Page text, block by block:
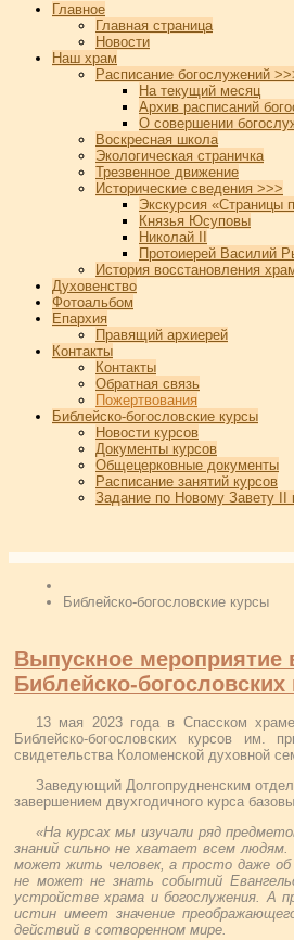
Главное
Главная страница
Новости
Наш храм
Расписание богослужений
На текущий месяц
Архив расписаний
О совершении
Воскресная школа
Экологическая страничка
Трезвенное движение
Исторические сведения >>>
Экскурсия «Страницы
Князья Юсуповы
Николай II
Протоиерей Василий
История восстановления
Духовенство
Фотоальбом
Епархия
Правящий архиерей
Контакты
Контакты
Обратная связь
Пожертвования
Библейско-богословские курсы
Новости курсов
Документы курсов
Общецерковные документы
Расписание занятий курсов
Задание по Новому Завету II
Библейско-богословские курсы
Выпускное мероприятие
Библейско-
13 мая 2023 года в Спасском
Библейско-богословских курсов им.
свидетельства Коломенской духовной
Заведующий Долгопрудненским
завершением двухгодичного курса
«На курсах мы изучали ряд
знаний сильно не хватает всем
может жить человек, а просто даже об
не может не знать событий
устройстве храма и богослужения. А
истин имеет значение
действий в сотворенном мире.